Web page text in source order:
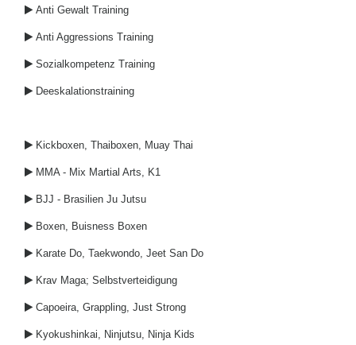
 Anti Gewalt Training
 Anti Aggressions Training
 Sozialkompetenz Training
 Deeskalationstraining
 Kickboxen, Thaiboxen, Muay Thai
 MMA - Mix Martial Arts, K1
 BJJ - Brasilien Ju Jutsu
 Boxen, Buisness Boxen
 Karate Do, Taekwondo, Jeet San Do
 Krav Maga; Selbstverteidigung
 Capoeira, Grappling, Just Strong
 Kyokushinkai, Ninjutsu, Ninja Kids